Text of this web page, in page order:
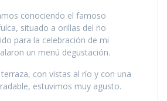
conociendo el famoso
situado a orillas del rio
para la celebración de mi
un menú degustación.
con vistas al río y con una
estuvimos muy agusto.